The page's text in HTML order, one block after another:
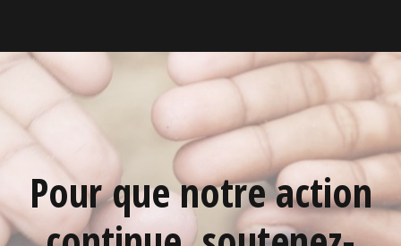
Pour que notre action